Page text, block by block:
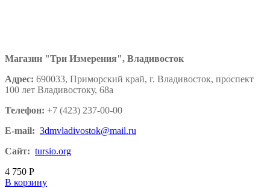
Магазин "Три Измерения", Владивосток
Адрес: 690033, Приморский край, г. Владивосток, проспект
100 лет Владивостоку, 68а
Телефон: +7 (423) 237-00-00
E-mail: 3dmvladivostok@mail.ru
Сайт: tursio.org
4 750 Р
В корзину